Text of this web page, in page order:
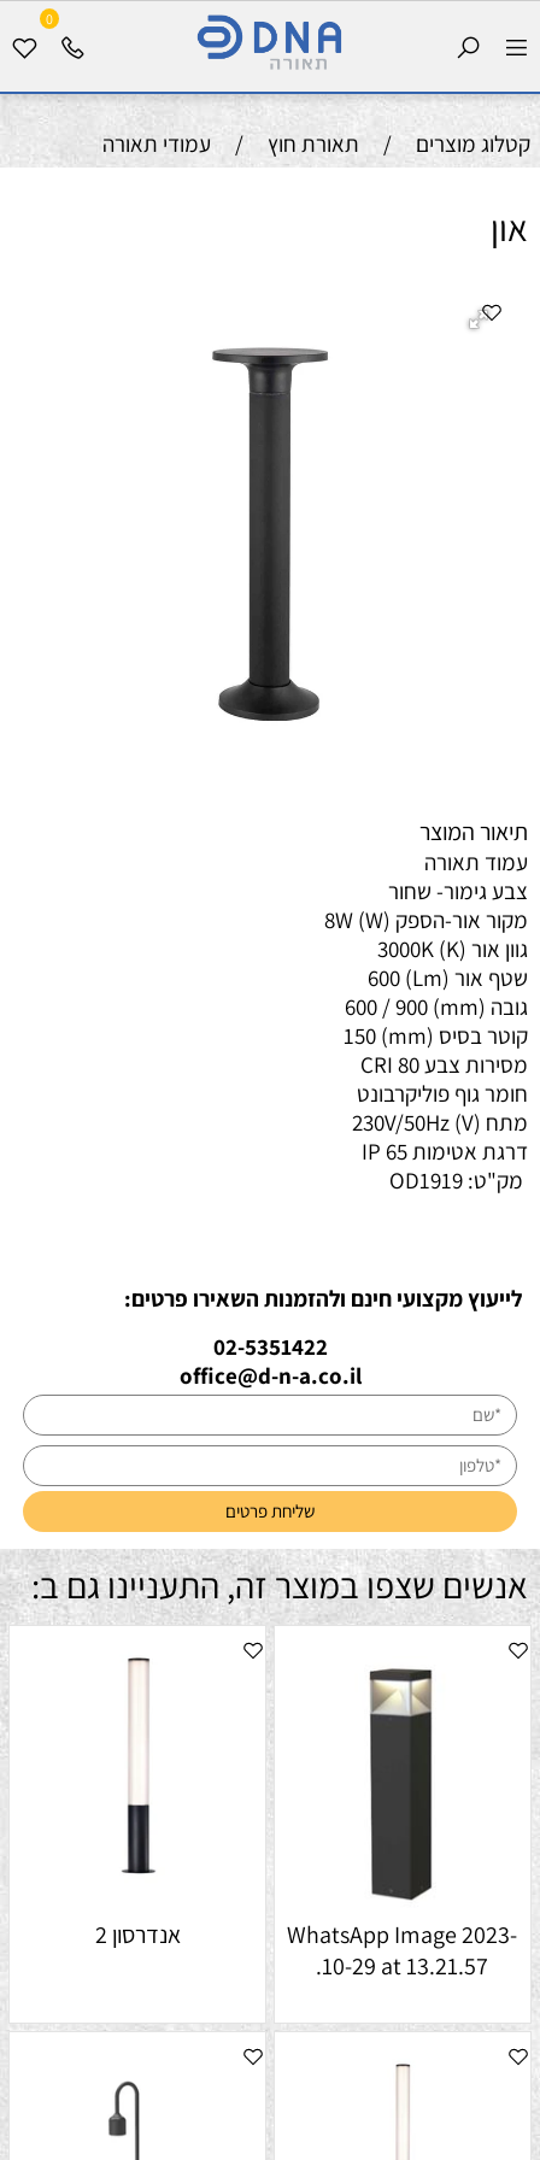
0
קטלוג מוצרים / תאורת חוץ / עמודי תאורה
און
תיאור המוצר
עמוד תאורה
צבע גימור- שחור
מקור אור-הספק (W) 8W
גוון אור (K) 3000K
שטף אור (Lm) 600
גובה (mm) 600 / 900
קוטר בסיס (mm) 150
מסירות צבע CRI 80
חומר גוף פוליקרבונט
מתח (V) 230V/50Hz
דרגת אטימות IP 65
מק"ט: OD1919
לייעוץ מקצועי חינם ולהזמנות השאירו פרטים:
02-5351422
office@d-n-a.co.il
אנשים שצפו במוצר זה, התעניינו גם ב:
WhatsApp Image 2023-
10-29 at 13.21.57.
אנדרסון 2